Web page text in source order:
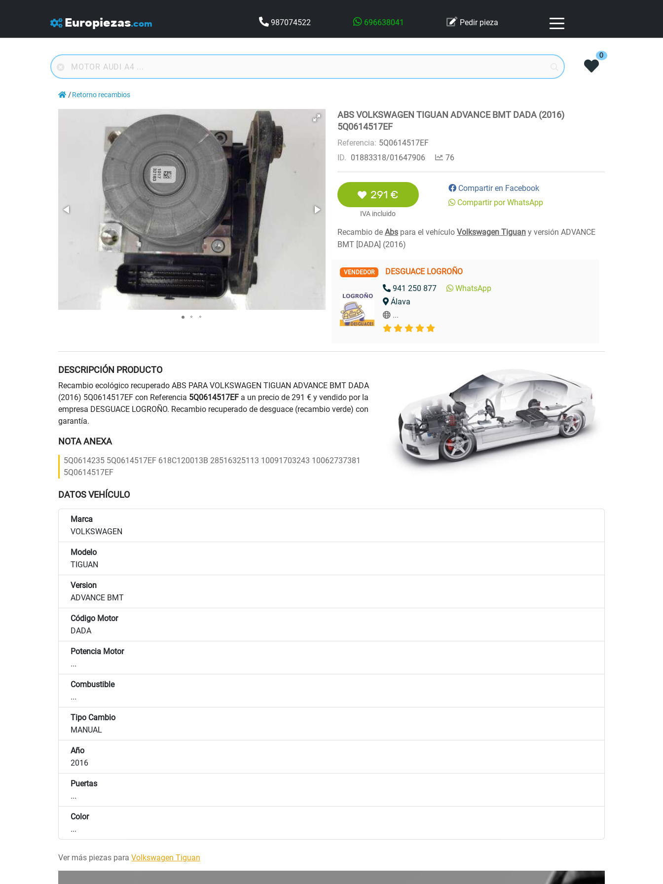
Europiezas.com 987074522 696638041 Pedir pieza
0
Retorno recambios
ABS VOLKSWAGEN TIGUAN ADVANCE BMT DADA (2016)
5Q0614517EF
Referencia: 5Q0614517EF
ID. 01883318/01647906 76
291 €
IVA incluido
Compartir en Facebook
Compartir por WhatsApp
Recambio de Abs para el vehículo Volkswagen Tiguan y versión ADVANCE
BMT [DADA] (2016)
VENDEDOR
DESGUACE LOGROÑO
941 250 877
WhatsApp
Álava
...
DESCRIPCIÓN PRODUCTO
Recambio ecológico recuperado ABS PARA VOLKSWAGEN TIGUAN ADVANCE BMT DADA
(2016) 5Q0614517EF con Referencia 5Q0614517EF a un precio de 291 € y vendido por la
empresa DESGUACE LOGROÑO. Recambio recuperado de desguace (recambio verde) con
garantía.
NOTA ANEXA
5Q0614235 5Q0614517EF 618C120013B 28516325113 10091703243 10062737381
5Q0614517EF
DATOS VEHÍCULO
Marca
VOLKSWAGEN
Modelo
TIGUAN
Version
ADVANCE BMT
Código Motor
DADA
Potencia Motor
...
Combustible
...
Tipo Cambio
MANUAL
Año
2016
Puertas
...
Color
...
Ver más piezas para Volkswagen Tiguan